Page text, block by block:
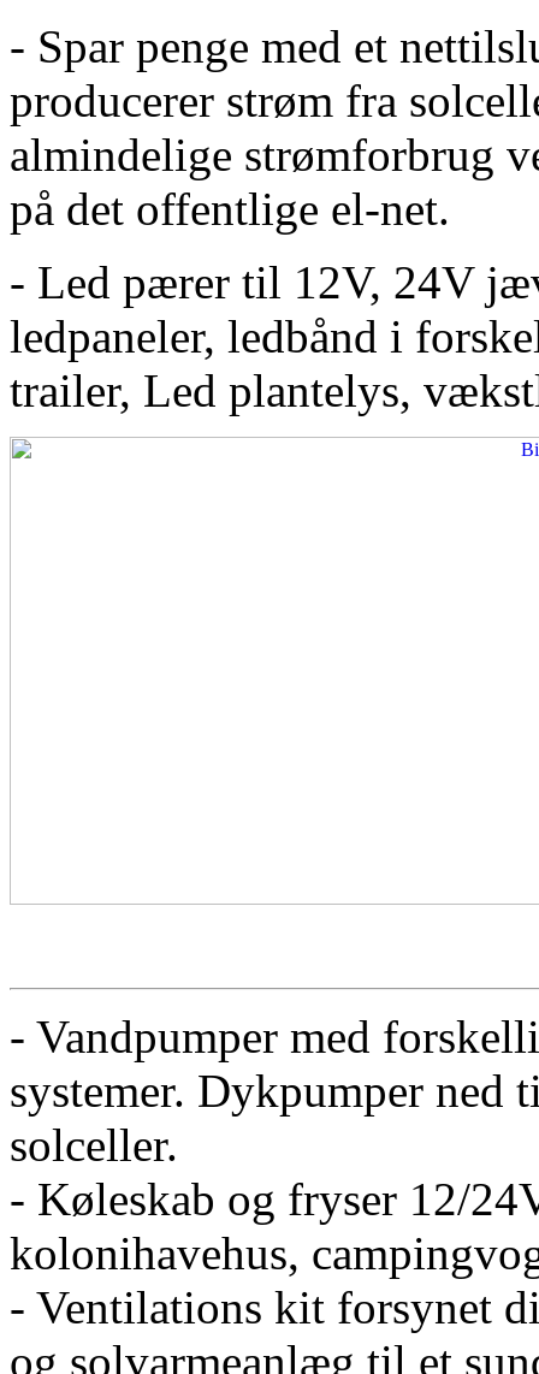
- Spar penge med et
producerer strøm fra
almindelige strømforbrug
på det offentlige el-net.
- Led pærer til 12V, 24V
ledpaneler, ledbånd i
trailer, Led plantelys,
- Vandpumper med
systemer. Dykpumper ned
solceller.
- Køleskab og fryser 12/
kolonihavehus,
- Ventilations kit forsynet
og solvarmeanlæg til et